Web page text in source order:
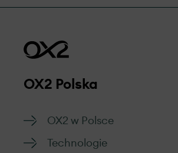
OX2 Polska
OX2 w Polsce
Technologie